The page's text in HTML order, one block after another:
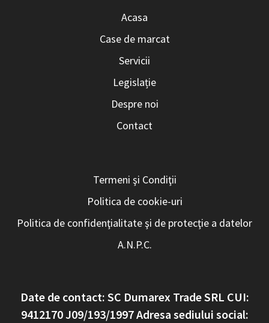
Acasa
Case de marcat
Servicii
Legislație
Despre noi
Contact
Termeni şi Condiţii
Politica de cookie-uri
Politica de confidenţialitate şi de protecţie a datelor
A.N.P.C.
Date de contact: SC Dumarex Trade SRL CUI:
9412170 J09/193/1997 Adresa sediului social: